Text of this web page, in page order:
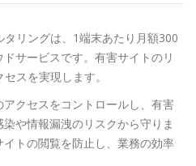
タリングは、1端末あたり月額300
サービスです。有害サイトのリ
スを実現します。
クセスをコントロールし、有害
や情報漏洩のリスクから守りま
トの閲覧を防止し、業務の効率